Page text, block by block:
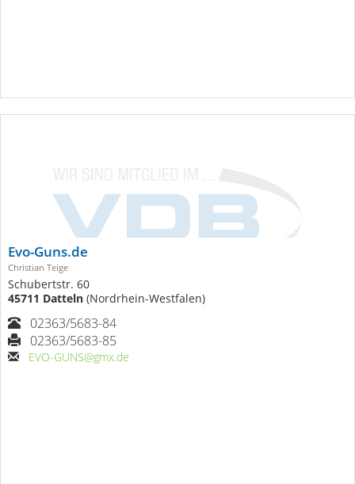
Evo-Guns.de
Christian Teige
Schubertstr. 60
45711 Datteln (Nordrhein-Westfalen)
02363/5683-84
02363/5683-85
EVO-GUNS@gmx.de